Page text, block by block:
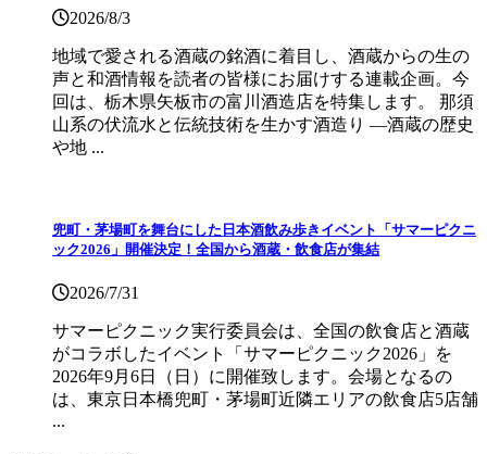
2026/8/3
地域で愛される酒蔵の銘酒に着目し、酒蔵からの生の
声と和酒情報を読者の皆様にお届けする連載企画。今
回は、栃木県矢板市の富川酒造店を特集します。 那須
山系の伏流水と伝統技術を生かす酒造り ―酒蔵の歴史
や地 ...
兜町・茅場町を舞台にした日本酒飲み歩きイベント「サマーピクニ
ック2026」開催決定！全国から酒蔵・飲食店が集結
2026/7/31
サマーピクニック実⾏委員会は、全国の飲⾷店と酒蔵
がコラボしたイベント「サマーピクニック2026」を
2026年9月6日（日）に開催致します。会場となるの
は、東京日本橋兜町・茅場町近隣エリアの飲食店5店舗
...